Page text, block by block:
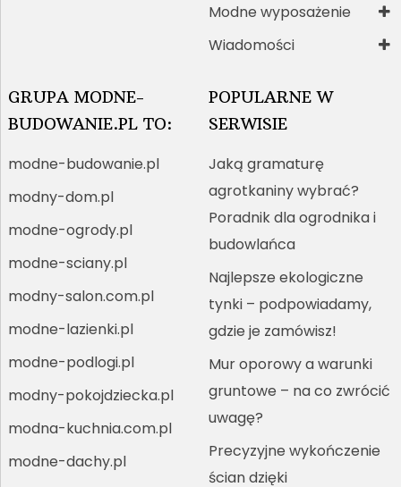
Modne wyposażenie
Wiadomości
GRUPA MODNE-
BUDOWANIE.PL TO:
modne-budowanie.pl
modny-dom.pl
modne-ogrody.pl
modne-sciany.pl
modny-salon.com.pl
modne-lazienki.pl
modne-podlogi.pl
modny-pokojdziecka.pl
modna-kuchnia.com.pl
modne-dachy.pl
POPULARNE W
SERWISIE
Jaką gramaturę
agrotkaniny wybrać?
Poradnik dla ogrodnika i
budowlańca
Najlepsze ekologiczne
tynki – podpowiadamy,
gdzie je zamówisz!
Mur oporowy a warunki
gruntowe – na co zwrócić
uwagę?
Precyzyjne wykończenie
ścian dzięki